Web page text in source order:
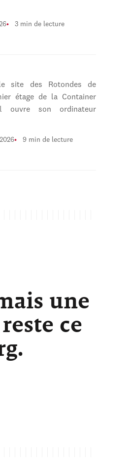
3 min de lecture
site des Rotondes de
étage de la Container
ouvre son ordinateur
9 min de lecture
une
ce